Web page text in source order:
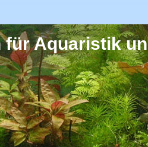
für Aquaristik